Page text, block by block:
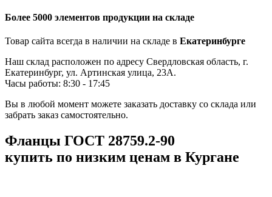
Более 5000 элементов продукции на складе
Товар сайта всегда в наличии на складе в Екатеринбурге
Наш склад расположен по адресу Свердловская область, г.
Екатеринбург, ул. Артинская улица, 23А.
Часы работы: 8:30 - 17:45
Вы в любой момент можете заказать доставку со склада или
забрать заказ самостоятельно.
Фланцы ГОСТ 28759.2-90
купить по низким ценам в Кургане